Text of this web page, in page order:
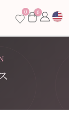
0 0×